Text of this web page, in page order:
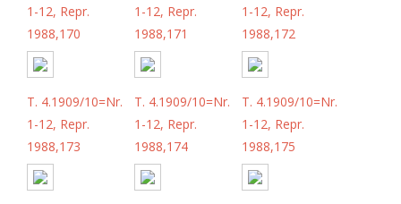
1-12, Repr.
1988,170
1-12, Repr.
1988,171
1-12, Repr.
1988,172
T. 4.1909/10=Nr.
1-12, Repr.
1988,173
T. 4.1909/10=Nr.
1-12, Repr.
1988,174
T. 4.1909/10=Nr.
1-12, Repr.
1988,175